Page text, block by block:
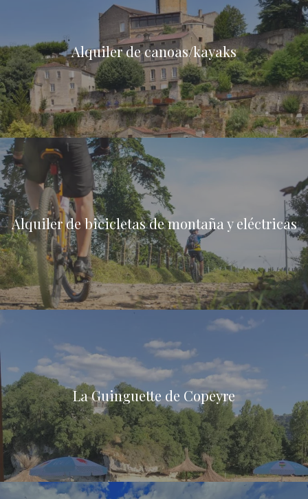
Alquiler de canoas/kayaks
Alquiler de bicicletas de montaña y eléctricas
La Guinguette de Copeyre